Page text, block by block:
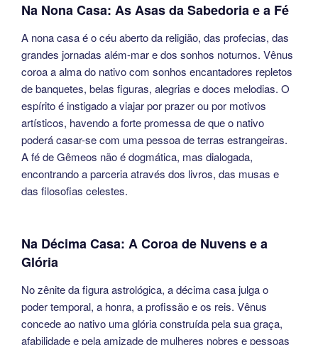
Na Nona Casa: As Asas da Sabedoria e a Fé
A nona casa é o céu aberto da religião, das profecias, das
grandes jornadas além-mar e dos sonhos noturnos. Vênus
coroa a alma do nativo com sonhos encantadores repletos
de banquetes, belas figuras, alegrias e doces melodias. O
espírito é instigado a viajar por prazer ou por motivos
artísticos, havendo a forte promessa de que o nativo
poderá casar-se com uma pessoa de terras estrangeiras.
A fé de Gêmeos não é dogmática, mas dialogada,
encontrando a parceria através dos livros, das musas e
das filosofias celestes.
Na Décima Casa: A Coroa de Nuvens e a
Glória
No zênite da figura astrológica, a décima casa julga o
poder temporal, a honra, a profissão e os reis. Vênus
concede ao nativo uma glória construída pela sua graça,
afabilidade e pela amizade de mulheres nobres e pessoas